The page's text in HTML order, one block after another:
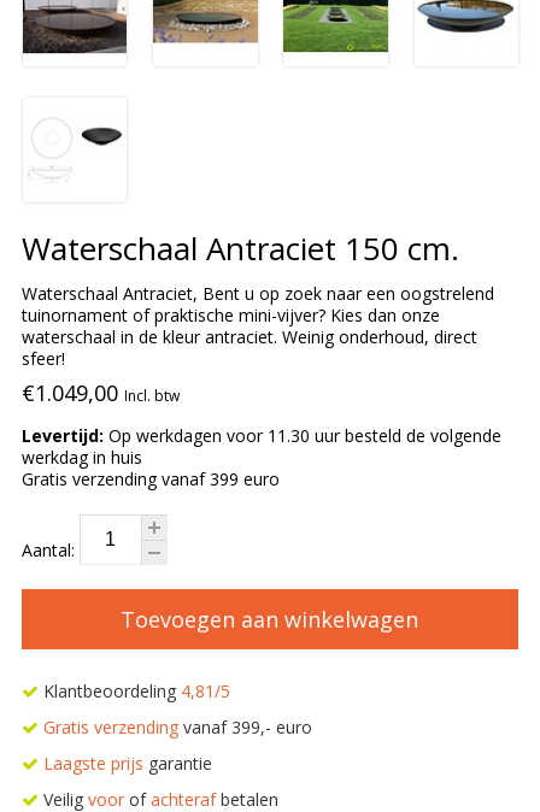
Waterschaal Antraciet 150 cm.
Waterschaal Antraciet, Bent u op zoek naar een oogstrelend
tuinornament of praktische mini-vijver? Kies dan onze
waterschaal in de kleur antraciet. Weinig onderhoud, direct
sfeer!
€1.049,00 Incl. btw
Levertijd: Op werkdagen voor 11.30 uur besteld de volgende
werkdag in huis
Gratis verzending vanaf 399 euro
Aantal:
Toevoegen aan winkelwagen
Klantbeoordeling 4,81/5
Gratis verzendingvanaf 399,- euro
Laagste prijs garantie
Veilig voorofachterafbetalen